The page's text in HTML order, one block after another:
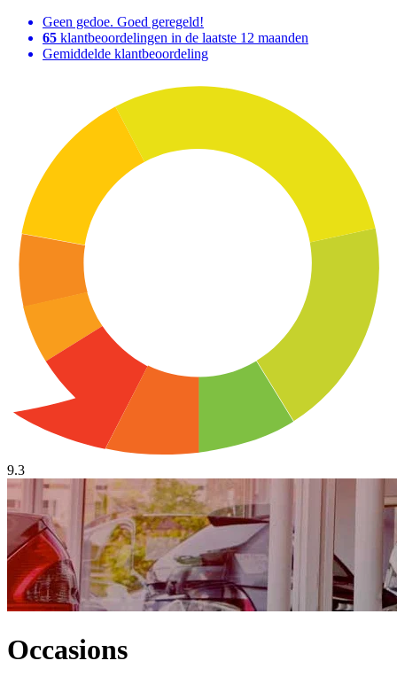
Geen gedoe. Goed geregeld!
65 klantbeoordelingen in de laatste 12 maanden
Gemiddelde klantbeoordeling
9.3
Occasions